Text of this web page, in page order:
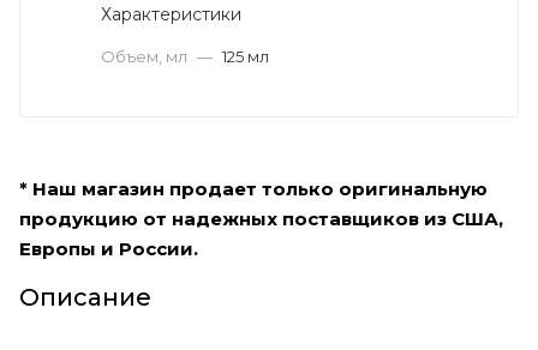
Характеристики
Объем, мл — 125 мл
* Наш магазин продает только оригинальную
продукцию от надежных поставщиков из США,
Европы и России.
Описание